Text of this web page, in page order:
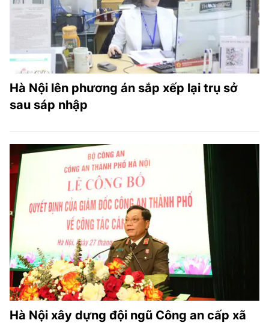
Hà Nội lên phương án sắp xếp lại trụ sở
sau sáp nhập
Hà Nội xây dựng đội ngũ Công an cấp xã